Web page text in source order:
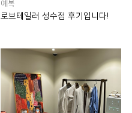
예복
로브테일러 성수점 후기입니다!